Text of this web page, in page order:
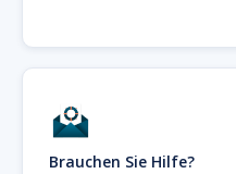
Brauchen Sie Hilfe?